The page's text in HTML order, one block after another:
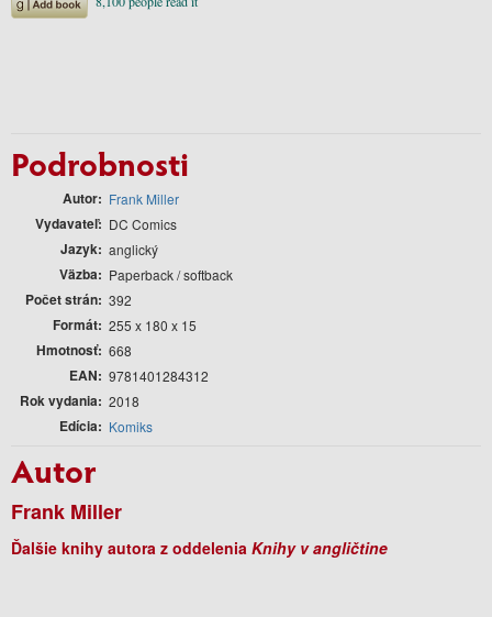
Podrobnosti
Autor Frank Miller
Vydavateľ DC Comics
Jazyk anglický
Väzba Paperback / softback
Počet strán 392
Formát 255 x 180 x 15
Hmotnosť 668
EAN 9781401284312
Rok vydania 2018
Edícia Komiks
Autor
Frank Miller
Ďalšie knihy autora z oddelenia Knihy v angličtine